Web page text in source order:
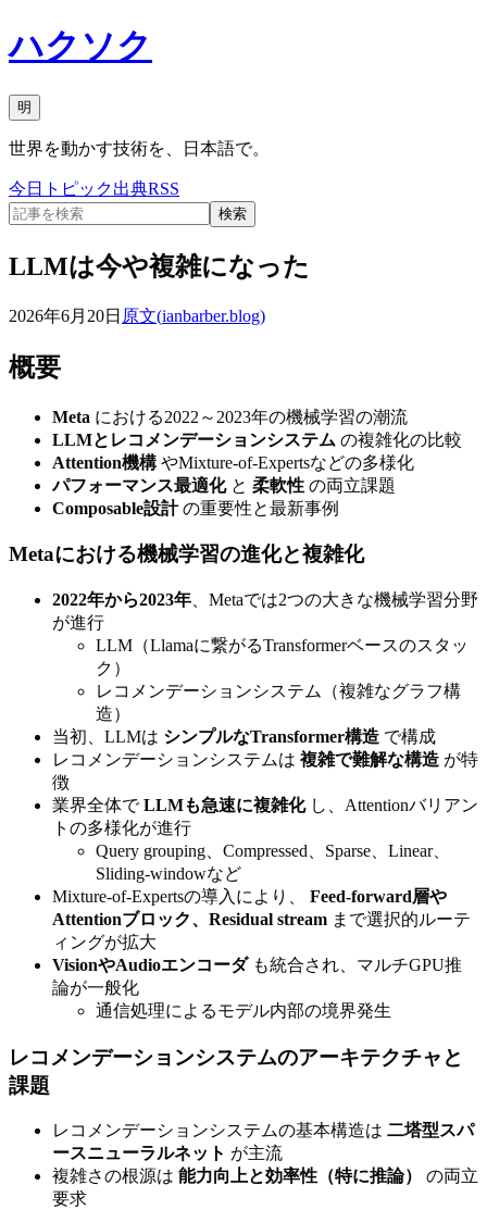
ハクソク
明
世界を動かす技術を、日本語で。
今日 トピック出典RSS
検索
LLMは今や複雑になった
2026年6月20日 原文(ianbarber.blog)
概要
Meta における2022～2023年の機械学習の潮流
LLMとレコメンデーションシステム の複雑化の比較
Attention機構やMixture-of-Expertsなどの多様化
パフォーマンス最適化と 柔軟性 の両立課題
Composable設計の重要性と最新事例
Metaにおける機械学習の進化と複雑化
2022年から2023年 、Metaでは2つの大きな機械学習分野
が進行
LLM（Llamaに繋がるTransformerベースのスタッ
ク）
レコメンデーションシステム（複雑なグラフ構
造）
当初、LLMは シンプルなTransformer構造 で構成
レコメンデーションシステムは 複雑で難解な構造 が特
徴
業界全体でLLMも急速に複雑化し、Attentionバリアン
トの多様化が進行
Query grouping、Compressed、Sparse、Linear、
Sliding-windowなど
Mixture-of-Expertsの導入により、 Feed-forward層や
Attentionブロック、Residual stream まで選択的ルーテ
ィングが拡大
VisionやAudioエンコーダも統合され、マルチGPU推
論が一般化
通信処理によるモデル内部の境界発生
レコメンデーションシステムのアーキテクチャと
課題
レコメンデーションシステムの基本構造は 二塔型スパ
ースニューラルネット が主流
複雑さの根源は 能力向上と効率性（特に推論）
の両立
要求